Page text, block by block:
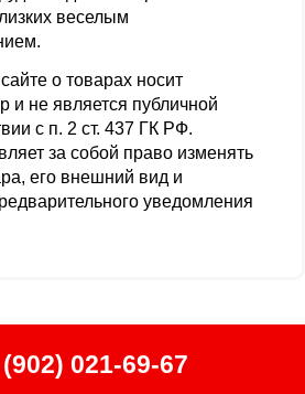
веселым
о товарах носит
и не является публичной
с п. 2 ст. 437 ГК РФ.
за собой право изменять
его внешний вид и
уведомления
021-69-67